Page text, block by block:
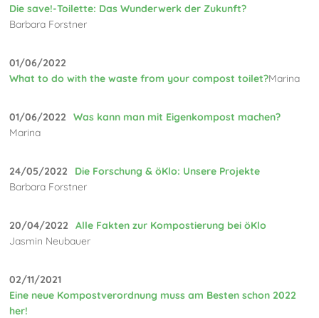
Die save!-Toilette: Das Wunderwerk der Zukunft?
Barbara Forstner
01/06/2022
What to do with the waste from your compost toilet?Marina
01/06/2022
Was kann man mit Eigenkompost machen?
Marina
24/05/2022
Die Forschung & öKlo: Unsere Projekte
Barbara Forstner
20/04/2022
Alle Fakten zur Kompostierung bei öKlo
Jasmin Neubauer
02/11/2021
Eine neue Kompostverordnung muss am Besten schon 2022
her!